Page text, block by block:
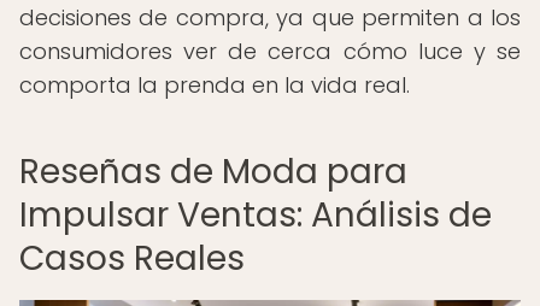
decisiones de compra, ya que permiten a los
consumidores ver de cerca cómo luce y se
comporta la prenda en la vida real.
Reseñas de Moda para
Impulsar Ventas: Análisis de
Casos Reales